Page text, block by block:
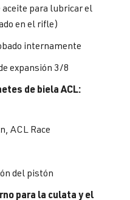
aceite para lubricar el
en el rifle)
internamente
expansión 3/8
de biela ACL:
ACL Race
del pistón
para la culata y el